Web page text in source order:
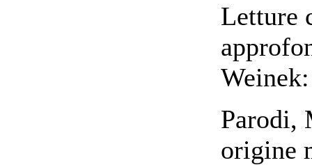
Letture
Parodi,
origine